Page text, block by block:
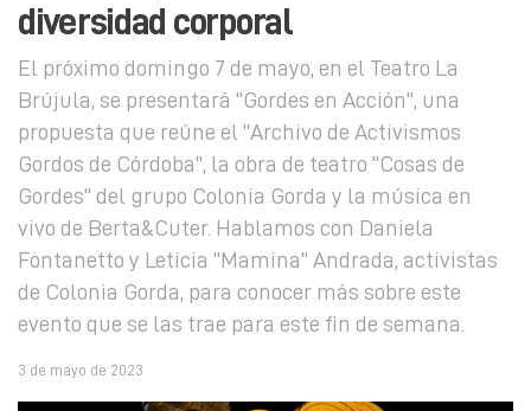
diversidad corporal
El próximo domingo 7 de mayo, en el Teatro La
Brújula, se presentará "Gordes en Acción", una
propuesta que reúne el "Archivo de Activismos
Gordos de Córdoba", la obra de teatro "Cosas de
Gordes" del grupo Colonia Gorda y la música en
vivo de Berta&Cuter. Hablamos con Daniela
Fontanetto y Leticia "Mamina" Andrada, activistas
de Colonia Gorda, para conocer más sobre este
evento que se las trae para este fin de semana.
3 de mayo de 2023